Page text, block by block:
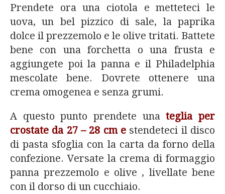
Prendete ora una ciotola e metteteci le
uova, un bel pizzico di sale, la paprika
dolce il prezzemolo e le olive tritati. Battete
bene con una forchetta o una frusta e
aggiungete poi la panna e il Philadelphia
mescolate bene. Dovrete ottenere una
crema omogenea e senza grumi.
A questo punto prendete unateglia per
crostate da 27 – 28 cm e stendeteci il disco
di pasta sfoglia con la carta da forno della
confezione. Versate la crema di formaggio
panna prezzemolo e olive , livellate bene
con il dorso di un cucchiaio.